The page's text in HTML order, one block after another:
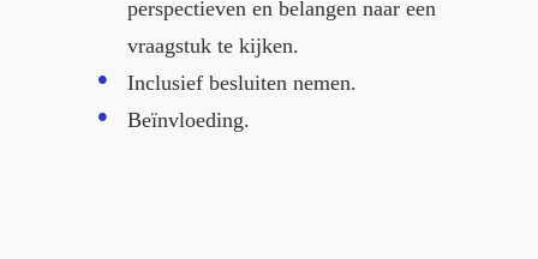
perspectieven en belangen naar een
vraagstuk te kijken.
Inclusief besluiten nemen.
Beïnvloeding.